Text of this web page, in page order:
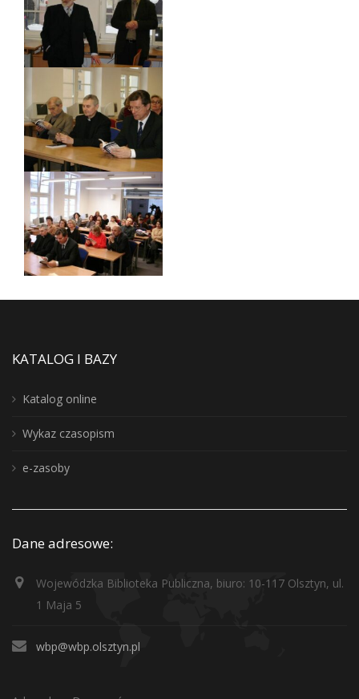
KATALOG I BAZY
Katalog online
Wykaz czasopism
e-zasoby
Dane adresowe:
Wojewódzka Biblioteka Publiczna, biuro: 10-117 Olsztyn, ul.
1 Maja 5
wbp@wbp.olsztyn.pl